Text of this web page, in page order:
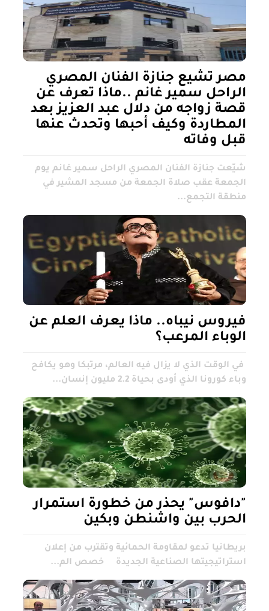
مصر تشيع جنازة الفنان المصري
الراحل سمير غانم ..ماذا تعرف عن
قصة زواجه من دلال عبد العزيز بعد
المطاردة وكيف أحبها وتحدث عنها
قبل وفاته
شيّعت جنازة الفنان المصري الراحل سمير غانم يوم
الجمعة عقب صلاة الجمعة من مسجد المشير في
منطقة التجمع...
فيروس نيباه.. ماذا يعرف العلم عن
الوباء المرعب؟
في الوقت الذي لا يزال فيه العالم، مرتبكا وهو يكافح
وباء كورونا الذي أودى بحياة 2.2 مليون إنسان...
"دافوس" يحذر من خطورة استمرار
الحرب بين واشنطن وبكين
بريطانيا تدعو لمقاومة الحمائية وتقترب من إعلان
استراتيجيتها الصناعية الجديدة خصص الم...